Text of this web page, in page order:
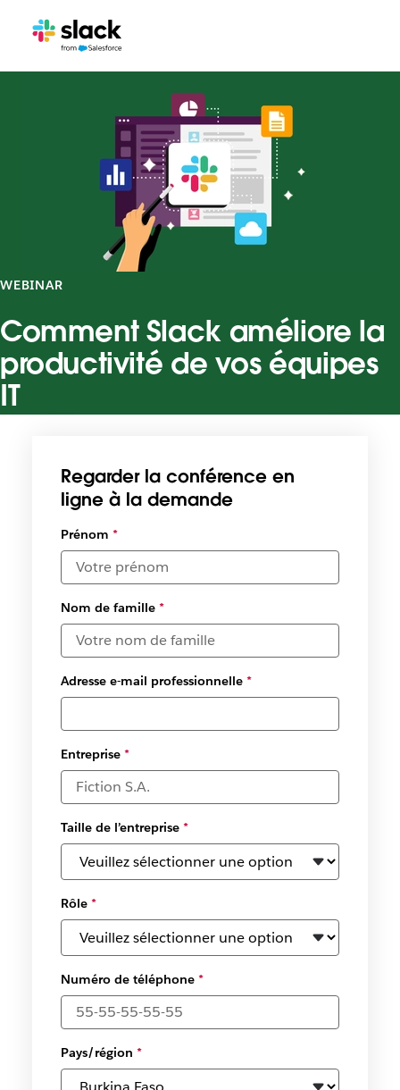
WEBINAR
Comment Slack améliore la
productivité de vos équipes
IT
Regarder la conférence en
ligne à la demande
Prénom *
Nom de famille*
Adresse e-mail professionnelle*
Entreprise*
Taille de l’entreprise*
Rôle*
Numéro de téléphone*
Pays/région *